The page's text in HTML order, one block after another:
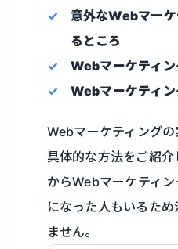
意外なWebマー
るところ
Webマーケティ
Webマーケティ
Webマーケティング
具体的な方法をご紹
からWebマーケティ
になった人もいるた
ません。